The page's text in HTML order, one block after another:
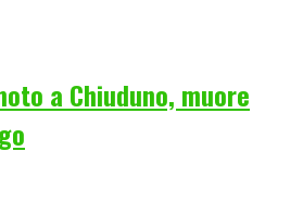
a Chiuduno, muore